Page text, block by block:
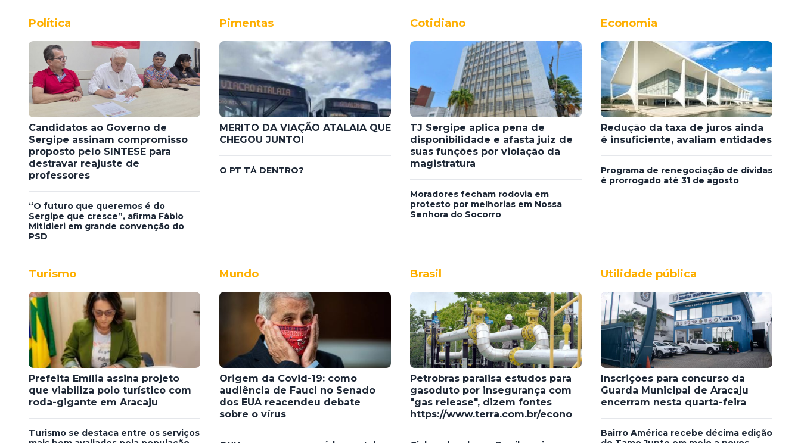
Política
Candidatos ao Governo de
Sergipe assinam compromisso
proposto pelo SINTESE para
destravar reajuste de
professores
“O futuro que queremos é do
Sergipe que cresce”, afirma Fábio
Mitidieri em grande convenção do
PSD
Pimentas
MERITO DA VIAÇÃO ATALAIA QUE
CHEGOU JUNTO!
O PT TÁ DENTRO?
Cotidiano
TJ Sergipe aplica pena de
disponibilidade e afasta juiz de
suas funções por violação da
magistratura
Moradores fecham rodovia em
protesto por melhorias em Nossa
Senhora do Socorro
Economia
Redução da taxa de juros ainda
é insuficiente, avaliam entidades
Programa de renegociação de dívidas
é prorrogado até 31 de agosto
Turismo
Prefeita Emília assina projeto
que viabiliza polo turístico com
roda-gigante em Aracaju
Turismo se destaca entre os serviços
Mundo
Origem da Covid-19: como
audiência de Fauci no Senado
dos EUA reacendeu debate
sobre o vírus
Brasil
Petrobras paralisa estudos para
gasoduto por insegurança com
"gas release", dizem fontes
https://www.terra.com.br/econo
Utilidade pública
Inscrições para concurso da
Guarda Municipal de Aracaju
encerram nesta quarta-feira
Bairro América recebe décima edição